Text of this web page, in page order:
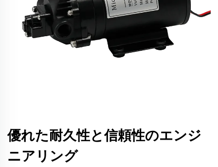
優れた耐久性と信頼性のエンジ
ニアリング